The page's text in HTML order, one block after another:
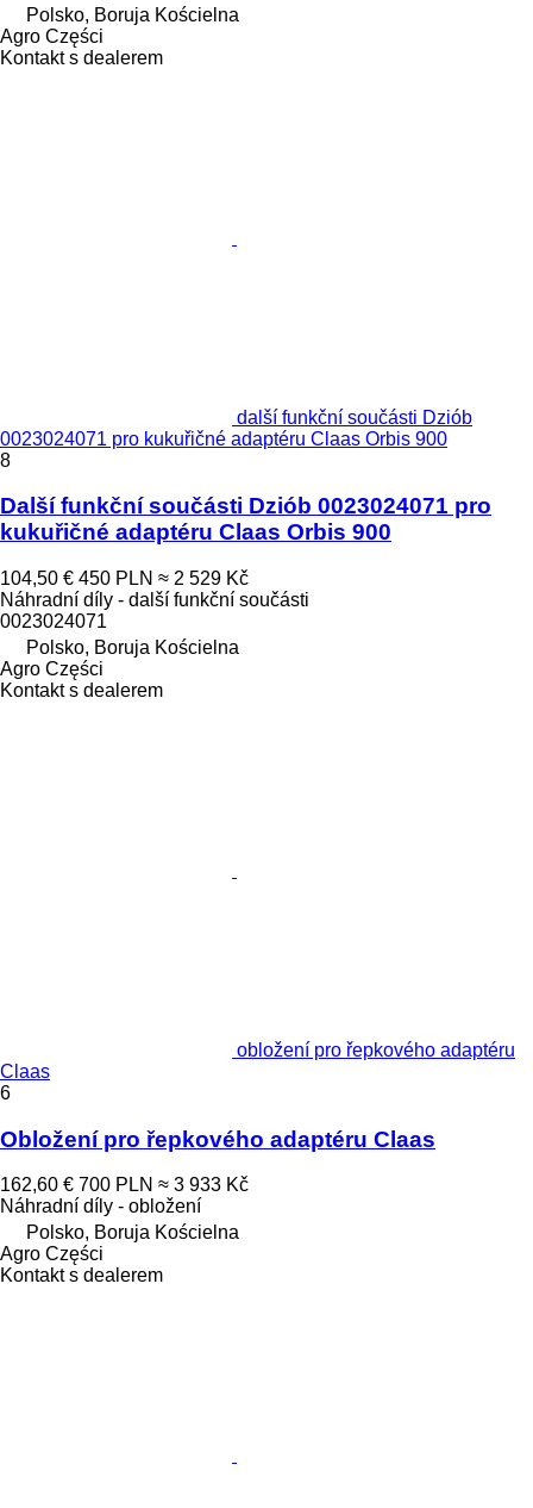
Polsko, Boruja Kościelna
Agro Części
Kontakt s dealerem
další funkční součásti Dziób
0023024071 pro kukuřičné adaptéru Claas Orbis 900
8
Další funkční součásti Dziób 0023024071 pro
kukuřičné adaptéru Claas Orbis 900
104,50 € 450 PLN ≈ 2 529 Kč
Náhradní díly - další funkční součásti
0023024071
Polsko, Boruja Kościelna
Agro Części
Kontakt s dealerem
obložení pro řepkového adaptéru
Claas
6
Obložení pro řepkového adaptéru Claas
162,60 € 700 PLN ≈ 3 933 Kč
Náhradní díly - obložení
Polsko, Boruja Kościelna
Agro Części
Kontakt s dealerem